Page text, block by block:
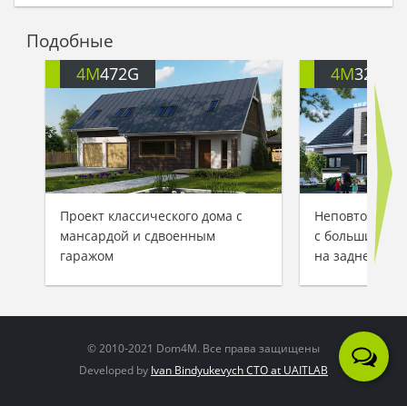
Подобные
4M472G
Проект классического дома с
мансардой и сдвоенным
гаражом
4M3227
с большим
на заднем
© 2010-2021 Dom4M. Все права защищены
Developed by Ivan Bindyukevych CTO at UAITLAB